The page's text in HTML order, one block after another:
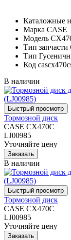
Каталожные
Марка CASE
Модель
Тип запчасти
Тип
Код
В наличии
Тормозной диск
CASE CX470C
LJ00985
Уточняйте цену
В наличии
Тормозной диск
CASE CX470C
LJ00985
Уточняйте цену